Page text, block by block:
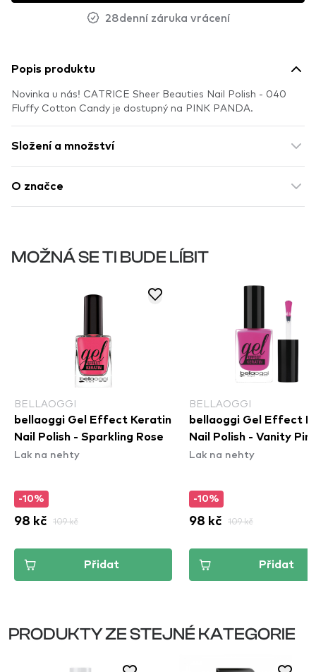
28denní záruka vrácení
Popis produktu
Novinka u nás! CATRICE Sheer Beauties Nail Polish - 040
Fluffy Cotton Candy je dostupný na PINK PANDA.
Složení a množství
O značce
MOŽNÁ SE TI BUDE LÍBIT
BELLAOGGI
bellaoggi Gel Effect Keratin
Nail Polish - Sparkling Rose
Lak na nehty
-10%
98 kč 109 kč
Přidat
BELLAOGGI
bellaoggi Gel Effect
Nail Polish - Vanity
Lak na nehty
-10%
98 kč 109 kč
Přidat
PRODUKTY ZE STEJNÉ KATEGORIE